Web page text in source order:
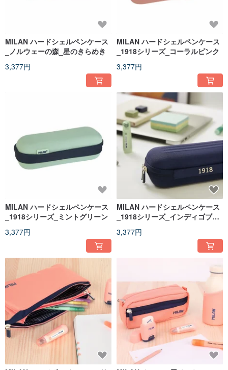
MILAN ハードシェルペンケース
_ノルウェーの森_星のきらめき
3,377円
MILAN ハードシェルペンケース
_1918シリーズ_コーラルピンク
3,377円
MILAN ハードシェルペンケース
_1918シリーズ_ミントグリーン
3,377円
MILAN ハードシェルペンケース
_1918シリーズ_インディゴブル
3,377円